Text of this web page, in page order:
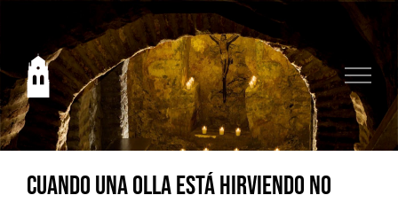
contenido
Cuando una olla está hirviendo no